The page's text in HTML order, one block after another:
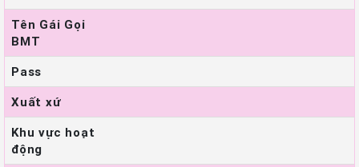
Tên Gái Gọi
BMT
Pass
Xuất xứ
Khu vực hoạt
động